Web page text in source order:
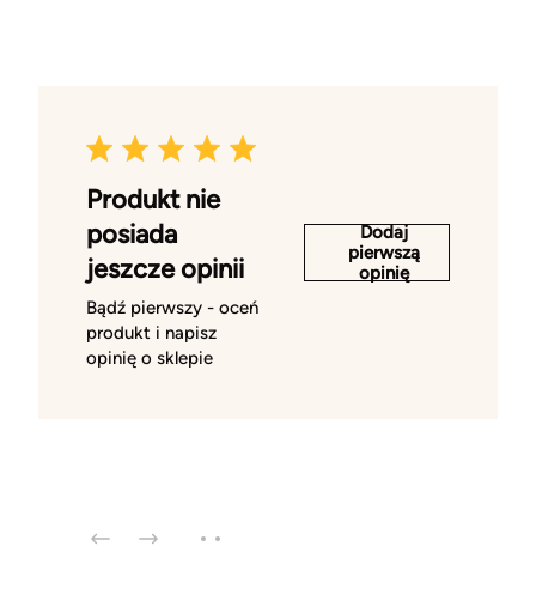
Produkt nie
posiada
jeszcze opinii
Bądź pierwszy - oceń
produkt i napisz
opinię o sklepie
Dodaj
pierwszą
opinię